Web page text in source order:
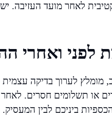
לאחר מועד העזיבה.
לפני ואחרי
מומלץ לערוך בדיקה
או תשלומים חסרים.
ביניכם לבין המעסיק.